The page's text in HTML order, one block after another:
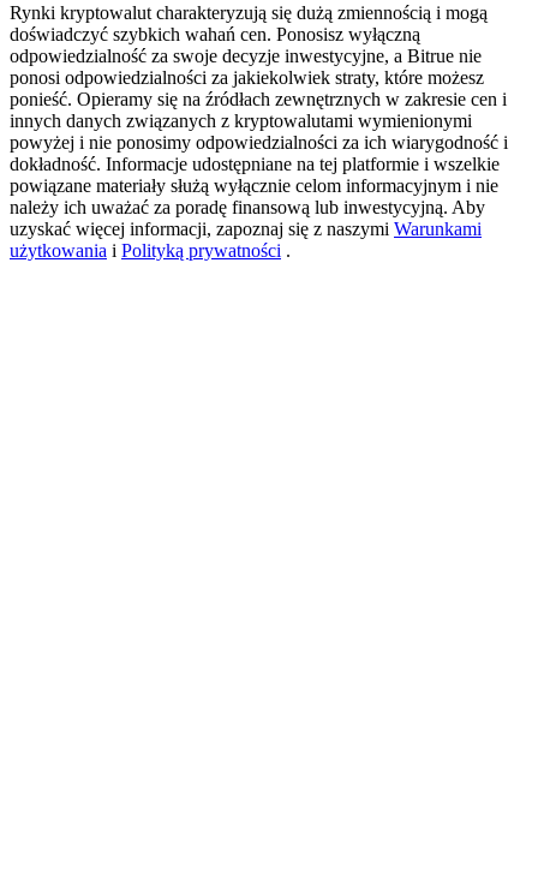
Precious Metals Trading Carnival
Trade Gold & Silver · 33,333 USDT Bonus
USDT New User Exclusive 10% APR
USDT Flexible Staking | Daily Rewards
Rynki kryptowalut charakteryzują się dużą zmiennością i mogą
doświadczyć szybkich wahań cen. Ponosisz wyłączną
odpowiedzialność za swoje decyzje inwestycyjne, a Bitrue nie
ponosi odpowiedzialności za jakiekolwiek straty, które możesz
ponieść. Opieramy się na źródłach zewnętrznych w zakresie cen i
innych danych związanych z kryptowalutami wymienionymi
powyżej i nie ponosimy odpowiedzialności za ich wiarygodność i
dokładność. Informacje udostępniane na tej platformie i wszelkie
powiązane materiały służą wyłącznie celom informacyjnym i nie
należy ich uważać za poradę finansową lub inwestycyjną. Aby
uzyskać więcej informacji, zapoznaj się z naszymi Warunkami
użytkowania i Polityką prywatności .